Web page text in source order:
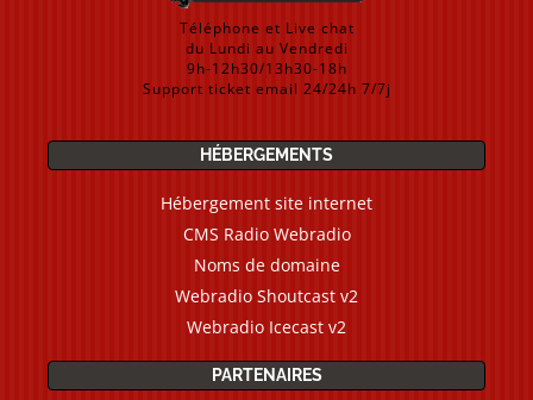
Téléphone et Live chat
du Lundi au Vendredi
9h-12h30/13h30-18h
Support ticket email 24/24h 7/7j
HÉBERGEMENTS
Hébergement site internet
CMS Radio Webradio
Noms de domaine
Webradio Shoutcast v2
Webradio Icecast v2
PARTENAIRES